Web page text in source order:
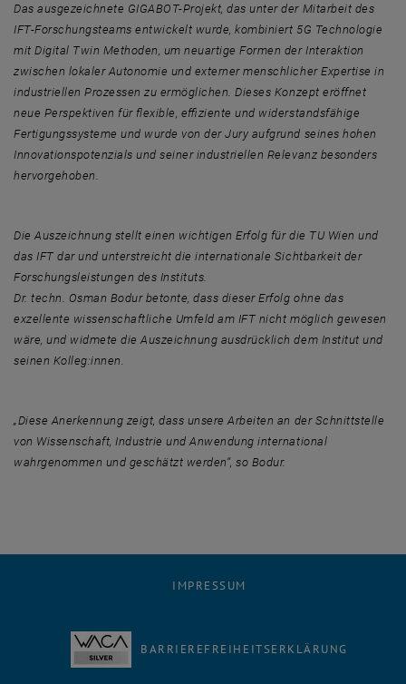
Das ausgezeichnete GIGABOT-Projekt , das unter der Mitarbeit des
IFT-Forschungsteams entwickelt wurde, kombiniert 5G Technologie
mit Digital Twin Methoden, um neuartige Formen der Interaktion
zwischen lokaler Autonomie und externer menschlicher Expertise in
industriellen Prozessen zu ermöglichen. Dieses Konzept eröffnet
neue Perspektiven für flexible, effiziente und widerstandsfähige
Fertigungssysteme und wurde von der Jury aufgrund seines hohen
Innovationspotenzials und seiner industriellen Relevanz besonders
hervorgehoben.
Die Auszeichnung stellt einen wichtigen Erfolg für die TU Wien und
das IFT dar und unterstreicht die internationale Sichtbarkeit der
Forschungsleistungen des Instituts.
Dr. techn. Osman Bodur betonte, dass dieser Erfolg ohne das
exzellente wissenschaftliche Umfeld am IFT nicht möglich gewesen
wäre, und widmete die Auszeichnung ausdrücklich dem Institut und
seinen Kolleg:innen.
„Diese Anerkennung zeigt, dass unsere Arbeiten an der Schnittstelle
von Wissenschaft, Industrie und Anwendung international
wahrgenommen und geschätzt werden“, so Bodur.
IMPRESSUM
BARRIEREFREIHEITSERKLÄRUNG